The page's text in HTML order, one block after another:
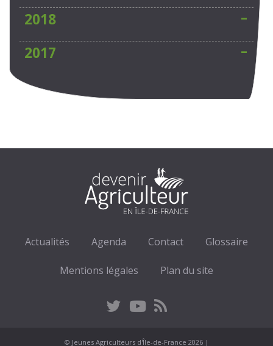
2018
2017
Actualités Agenda Contact Glossaire
Mentions légales Plan du site
© Jeunes Agriculteurs d'Île-de-France 2026 |